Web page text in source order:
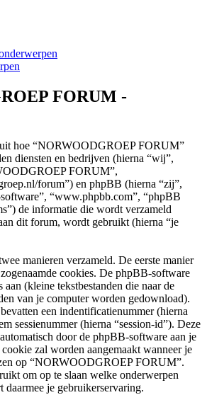
FORUM -
hoe “NORWOODGROEP FORUM”
diensten en bedrijven (hierna “wij”,
FORUM”,
forum”) en phpBB (hierna “zij”,
“www.phpbb.com”, “phpBB
de informatie die wordt verzameld
dit forum, wordt gebruikt (hierna “je
manieren verzameld. De eerste manier
cookies. De phpBB-software
aan (kleine tekstbestanden die naar de
van je computer worden gedownload).
een indentificatienummer (hierna
sessienummer (hierna “session-id”). Deze
door de phpBB-software aan je
zal worden aangemaakt wanneer je
op “NORWOODGROEP FORUM”.
om op te slaan welke onderwerpen
daarmee je gebruikerservaring.